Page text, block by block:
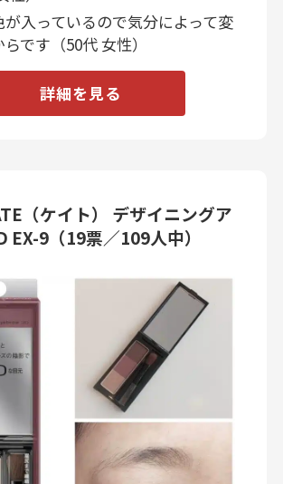
が入っているので気分によって変
です（50代 女性）
詳細を見る
（ケイト） デザイニングア
EX-9（19票／109人中）